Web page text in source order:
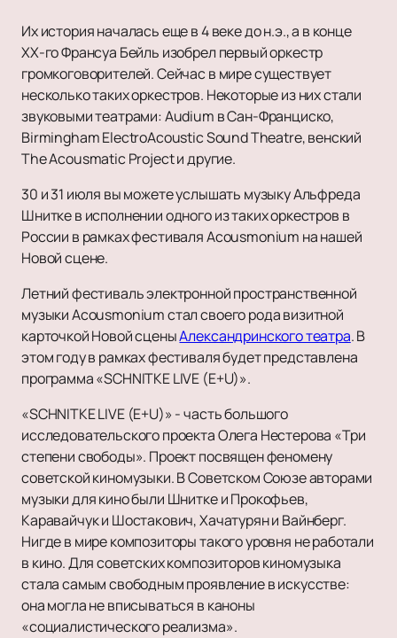
Их история началась еще в 4 веке до н.э., а в конце
XX-го Франсуа Бейль изобрел первый оркестр
громкоговорителей. Сейчас в мире существует
несколько таких оркестров. Некоторые из них стали
звуковыми театрами: Audium в Сан-Франциско,
Birmingham ElectroAcoustic Sound Theatre, венский
The Acousmatic Project и другие.
30 и 31 июля вы можете услышать музыку Альфреда
Шнитке в исполнении одного из таких оркестров в
России в рамках фестиваля Acousmonium на нашей
Новой сцене.
Летний фестиваль электронной пространственной
музыки Acousmonium стал своего рода визитной
карточкой Новой сценыАлександринского театра. В
этом году в рамках фестиваля будет представлена
программа «SCHNITKE LIVE (E+U)».
«SCHNITKE LIVE (E+U)» - часть большого
исследовательского проекта Олега Нестерова «Три
степени свободы». Проект посвящен феномену
советской киномузыки. В Советском Союзе авторами
музыки для кино были Шнитке и Прокофьев,
Каравайчук и Шостакович, Хачатурян и Вайнберг.
Нигде в мире композиторы такого уровня не работали
в кино. Для советских композиторов киномузыка
стала самым свободным проявление в искусстве:
она могла не вписываться в каноны
«социалистического реализма».